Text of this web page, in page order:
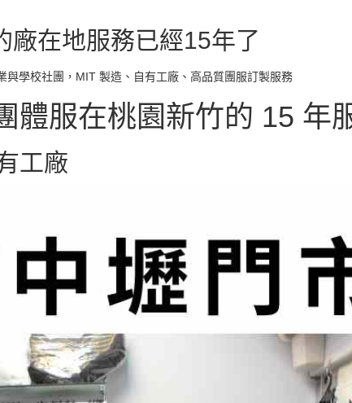
廠在地服務已經15年了
學校社團，MIT 製造、自有工廠、高品質團服訂製服務
體服在桃園新竹的 15 年
工廠